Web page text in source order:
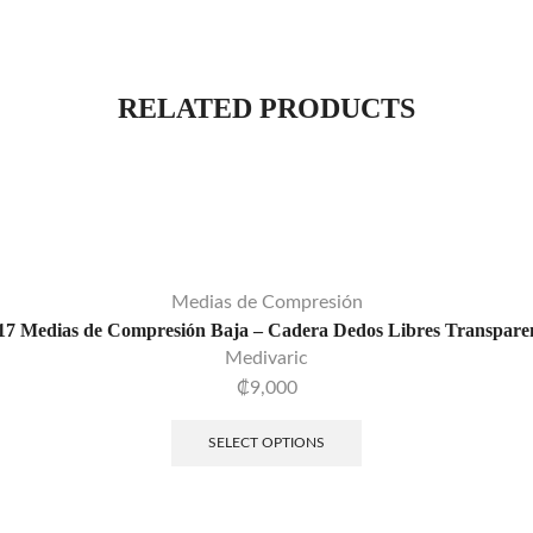
RELATED PRODUCTS
Medias de Compresión
Medias de Compresión Baja – Cadera Dedos Libres
Medivaric
₡9,000
SELECT OPTIONS